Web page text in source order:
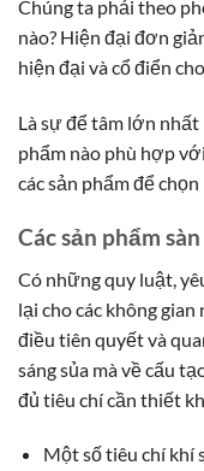
Chúng ta phải theo
nào? Hiện đại đơn
hiện đại và cổ điển
Là sự để tâm lớn
phẩm nào phù hợp
các sản phẩm để
Các sản phẩm
Có những quy luật,
lại cho các không
điều tiên quyết và
sáng sủa mà về cấu
đủ tiêu chí cần thiết
Một số tiêu chí khí